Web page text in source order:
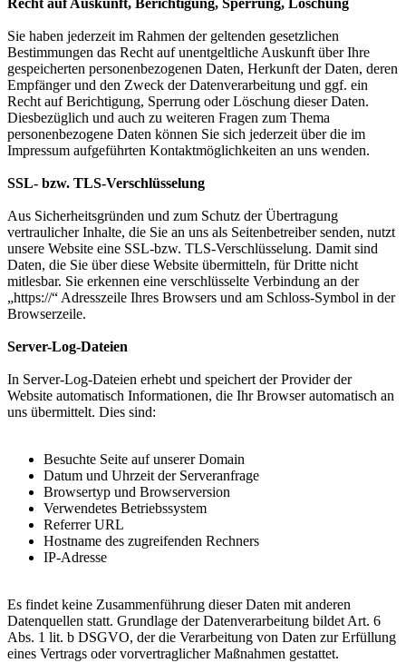
Recht auf Auskunft, Berichtigung, Sperrung, Löschung
Sie haben jederzeit im Rahmen der geltenden gesetzlichen
Bestimmungen das Recht auf unentgeltliche Auskunft über Ihre
gespeicherten personenbezogenen Daten, Herkunft der Daten, deren
Empfänger und den Zweck der Datenverarbeitung und ggf. ein
Recht auf Berichtigung, Sperrung oder Löschung dieser Daten.
Diesbezüglich und auch zu weiteren Fragen zum Thema
personenbezogene Daten können Sie sich jederzeit über die im
Impressum aufgeführten Kontaktmöglichkeiten an uns wenden.
SSL- bzw. TLS-Verschlüsselung
Aus Sicherheitsgründen und zum Schutz der Übertragung
vertraulicher Inhalte, die Sie an uns als Seitenbetreiber senden, nutzt
unsere Website eine SSL-bzw. TLS-Verschlüsselung. Damit sind
Daten, die Sie über diese Website übermitteln, für Dritte nicht
mitlesbar. Sie erkennen eine verschlüsselte Verbindung an der
„https://“ Adresszeile Ihres Browsers und am Schloss-Symbol in der
Browserzeile.
Server-Log-Dateien
In Server-Log-Dateien erhebt und speichert der Provider der
Website automatisch Informationen, die Ihr Browser automatisch an
uns übermittelt. Dies sind:
Besuchte Seite auf unserer Domain
Datum und Uhrzeit der Serveranfrage
Browsertyp und Browserversion
Verwendetes Betriebssystem
Referrer URL
Hostname des zugreifenden Rechners
IP-Adresse
Es findet keine Zusammenführung dieser Daten mit anderen
Datenquellen statt. Grundlage der Datenverarbeitung bildet Art. 6
Abs. 1 lit. b DSGVO, der die Verarbeitung von Daten zur Erfüllung
eines Vertrags oder vorvertraglicher Maßnahmen gestattet.